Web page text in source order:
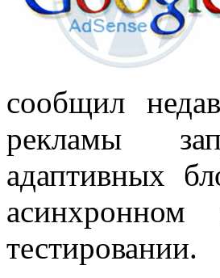
сообщил
рекламы
адаптивных
тестировании.